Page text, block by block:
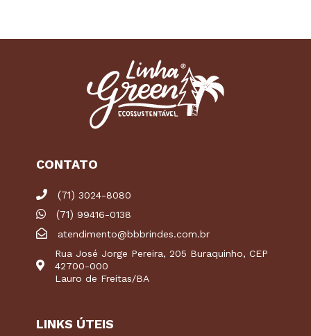
CONTATO
(71) 3024-8080
(71) 99416-0138
atendimento@bbbrindes.com.br
Rua José Jorge Pereira, 205 Buraquinho, CEP
42700-000
Lauro de Freitas/BA
LINKS ÚTEIS